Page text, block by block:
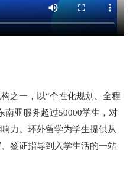
之一，以“个性化规划、全程
南亚服务超过50000学生，对
力。环外留学为学生提供从
签证指导到入学生活的一站